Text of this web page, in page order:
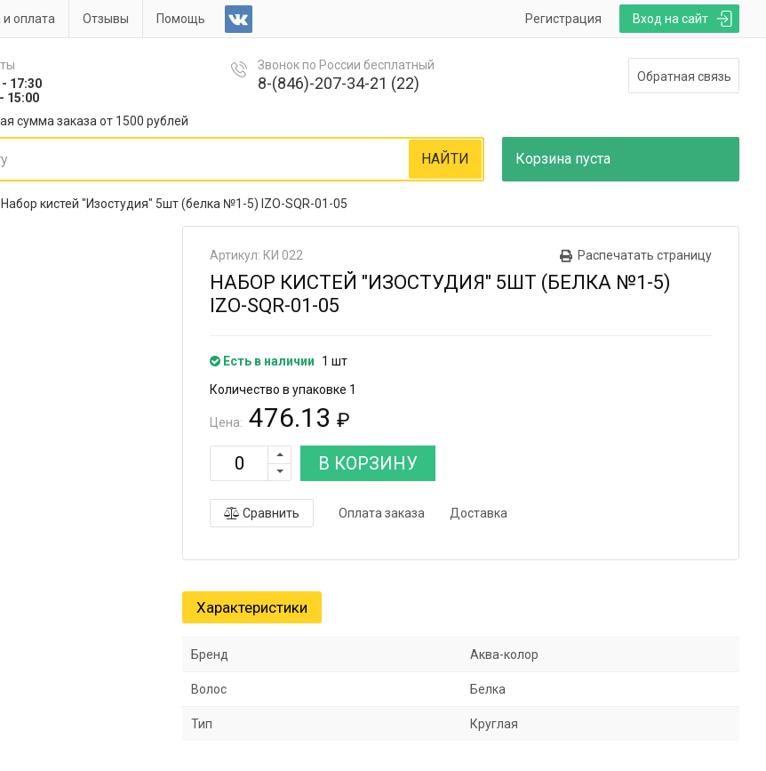
Вход на сайт
Регистрация
оплата Отзывы Помощь
17:30
15:00
сумма заказа от 1500 рублей
Звонок по России бесплатный
8-(846)-207-34-21 (22) Обратная связь
Корзина пуста
НАЙТИ
Набор кистей "Изостудия" 5шт (белка №1-5) IZO-SQR-01-05
Распечатать страницу
Артикул: КИ 022
НАБОР КИСТЕЙ "ИЗОСТУДИЯ" 5ШТ (БЕЛКА №1-5)
IZO-SQR-01-05
Есть в наличии
1 шт
Количество в упаковке 1
Цена: 476.13 ₽
В КОРЗИНУ
Сравнить Оплата заказа Доставка
Характеристики
Бренд Аква-колор
Волос Белка
Тип Круглая